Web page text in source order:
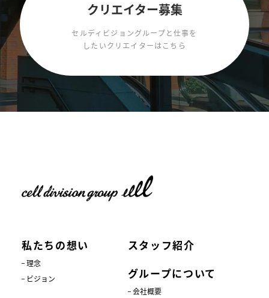
クリエイター募集
セルディビジョングループと仕事を
したいクリエイターはこちら
私たちの想い
理念
ビジョン
スタッフ紹介
グループについて
会社概要